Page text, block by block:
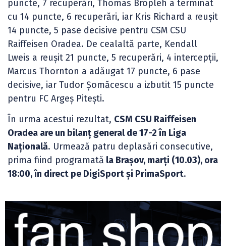
puncte, 7 recuperări, Thomas Bropleh a terminat
cu 14 puncte, 6 recuperări, iar Kris Richard a reușit
14 puncte, 5 pase decisive pentru CSM CSU
Raiffeisen Oradea. De cealaltă parte, Kendall
Lweis a reușit 21 puncte, 5 recuperări, 4 intercepții,
Marcus Thornton a adăugat 17 puncte, 6 pase
decisive, iar Tudor Șomăcescu a izbutit 15 puncte
pentru FC Argeș Pitești.
În urma acestui rezultat, CSM CSU Raiffeisen
Oradea are un bilanț general de 17-2 în Liga
Națională. Urmează patru deplasări consecutive,
prima fiind programată la Brașov, marți (10.03), ora
18:00, în direct pe DigiSport și PrimaSport.